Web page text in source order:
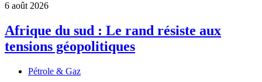
6 août 2026
Afrique du sud : Le rand résiste aux
tensions géopolitiques
Pétrole & Gaz